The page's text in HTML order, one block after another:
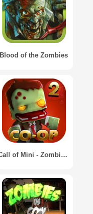
Blood of the Zombies
Call of Mini - Zombies 2 / Зов Мини - Зомби 2